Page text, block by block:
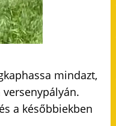
mindazt,
a későbbiekben